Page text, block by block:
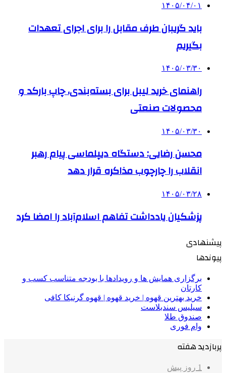
۱۴۰۵/۰۴/۰۱
باید گریبان طرف مقابل را برای اجرای تعهدات
بگیریم
۱۴۰۵/۰۳/۳۰
راهنمای خرید لیبل برای بسته‌بندی، چاپ بارکد و
محصولات صنعتی
۱۴۰۵/۰۳/۳۰
محسن رضایی: دستگاه دیپلماسی پیام رهبر
انقلاب را چارچوب مذاکره قرار دهد
۱۴۰۵/۰۳/۲۸
پزشکیان یادداشت تفاهم اسلام‌آباد را امضا کرد
پیشنهادی
پیوندها
برگزاری همایش ها و رویدادها با بودجه متناسب کسب و
کارتان
خرید بهترین قهوه | خرید قهوه | قهوه گرنیکا کافی
سیلیس سندبلاست
صندوق طلا
وام فوری
پربازدید هفته
1 روز پیش